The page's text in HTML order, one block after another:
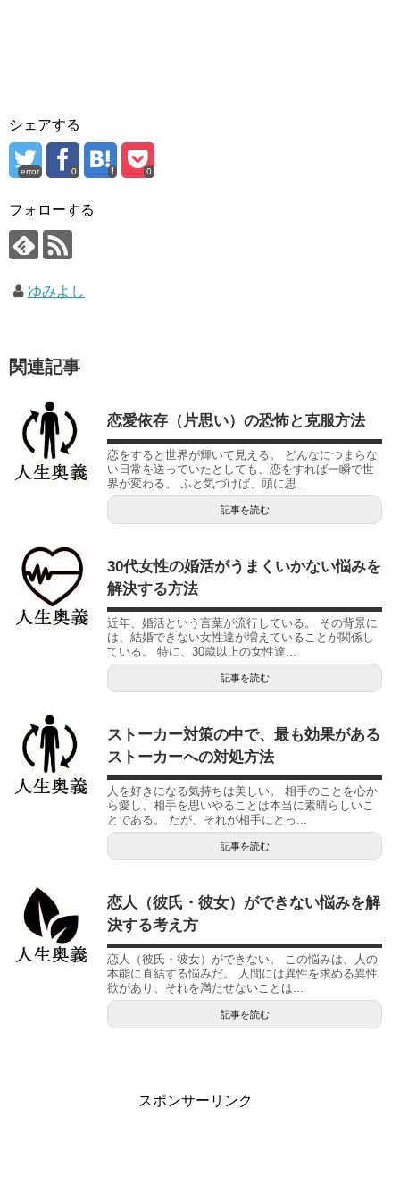
シェアする
error 0 0
フォローする
ゆみよし
関連記事
恋愛依存（片思い）の恐怖と克服方法
恋をすると世界が輝いて見える。 どんなにつまらな
い日常を送っていたとしても、恋をすれば一瞬で世
界が変わる。 ふと気づけば、頭に思...
記事を読む
30代女性の婚活がうまくいかない悩みを
解決する方法
近年、婚活という言葉が流行している。 その背景に
は、結婚できない女性達が増えていることが関係し
ている。 特に、30歳以上の女性達...
記事を読む
ストーカー対策の中で、最も効果がある
ストーカーへの対処方法
人を好きになる気持ちは美しい。 相手のことを心か
ら愛し、相手を思いやることは本当に素晴らしいこ
とである。 だが、それが相手にとっ...
記事を読む
恋人（彼氏・彼女）ができない悩みを解
決する考え方
恋人（彼氏・彼女）ができない。 この悩みは、人の
本能に直結する悩みだ。 人間には異性を求める異性
欲があり、それを満たせないことは...
記事を読む
スポンサーリンク